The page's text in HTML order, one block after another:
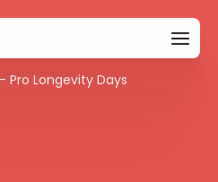
Pro Longevity Days